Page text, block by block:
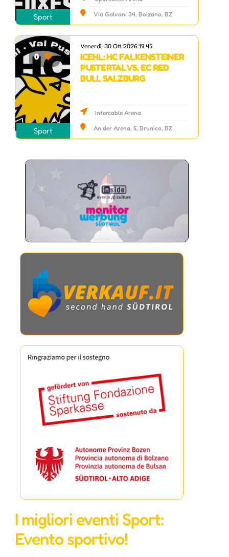
Sport
Via Galvani 34, Bolzano, BZ
0
Sport
Venerdì, 30 Ott 2026 19:45
ICEHL: HC FALKENSTEINER
PUSTERTAL VS. EC RED
BULL SALZBURG
Intercable Arena
An der Arena, 5, Brunico, BZ
I migliori eventi Sport:
Evento sportivo!